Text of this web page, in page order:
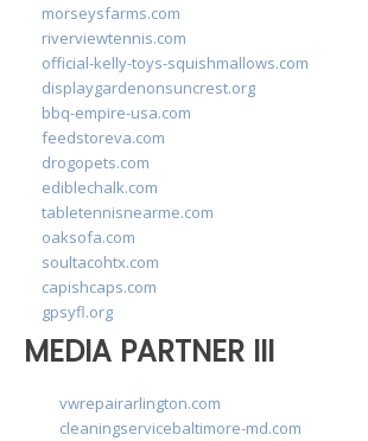
morseysfarms.com
riverviewtennis.com
official-kelly-toys-squishmallows.com
displaygardenonsuncrest.org
bbq-empire-usa.com
feedstoreva.com
drogopets.com
ediblechalk.com
tabletennisnearme.com
oaksofa.com
soultacohtx.com
capishcaps.com
gpsyfl.org
MEDIA PARTNER III
vwrepairarlington.com
cleaningservicebaltimore-md.com